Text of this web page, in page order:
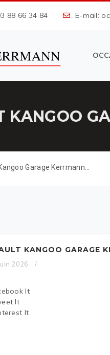
88 66 34 84 E-mail:
KANGOO
Garage Kerrmann...
KANGOO GARAGE
2026 /
It
It
It